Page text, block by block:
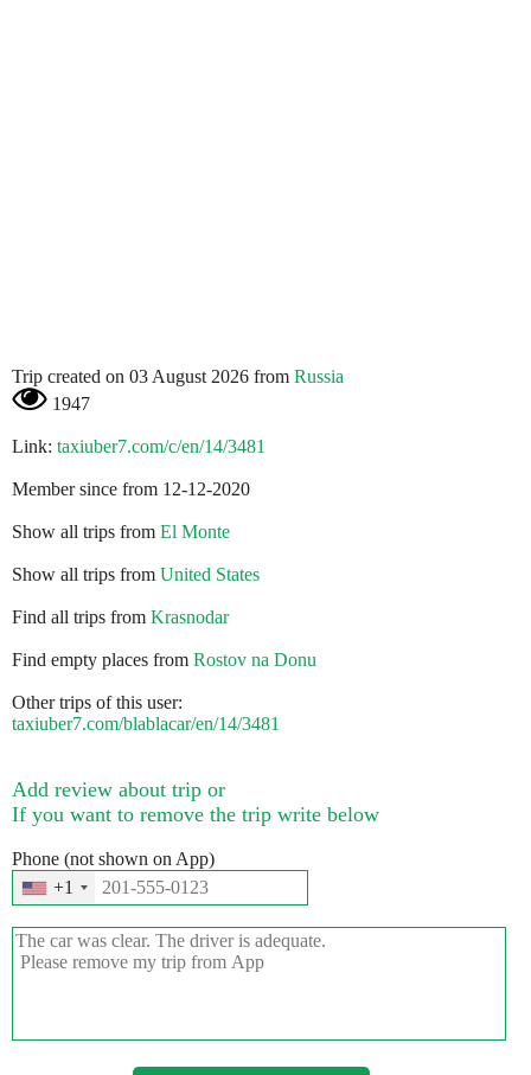
Trip created on 03 August 2026 from Russia
1947
Link: taxiuber7.com/c/en/14/3481
Member since from 12-12-2020
Show all trips from El Monte
Show all trips from United States
Find all trips from Krasnodar
Find empty places from Rostov na Donu
Other trips of this user:
taxiuber7.com/blablacar/en/14/3481
Add review about trip or
If you want to remove the trip write below
Phone (not shown on App)
+1